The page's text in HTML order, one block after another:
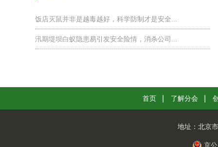
饭店灭鼠并非是越毒越好，科学防制才是安全...
汛期堤坝白蚁隐患易引发安全险情，消杀公司...
首页 了解分会
地址： 北京
京公网